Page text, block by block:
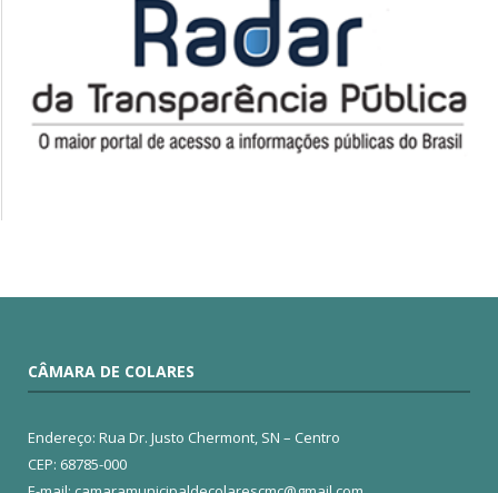
CÂMARA DE COLARES
Endereço: Rua Dr. Justo Chermont, SN – Centro
CEP: 68785-000